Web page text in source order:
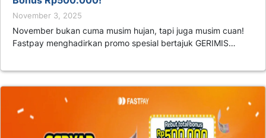
November 3, 2025
November bukan cuma musim hujan, tapi juga musim cuan!
Fastpay menghadirkan promo spesial bertajuk GERIMIS…